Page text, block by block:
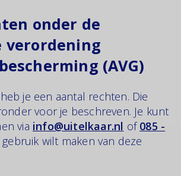
onder de
verordening
(AVG)
je een aantal rechten. Die
voor je beschreven. Je kunt
via info@uitelkaar.nl of085 -
gebruik wilt maken van deze